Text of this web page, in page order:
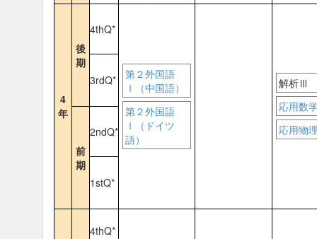
4
年
後
期
4thQ*
第２外国語
Ⅰ（中国語）
第２外国語
Ⅰ（ドイツ
語）
解析Ⅲ
応用数
応用物
3rdQ*
前
期
2ndQ*
1stQ*
4thQ*